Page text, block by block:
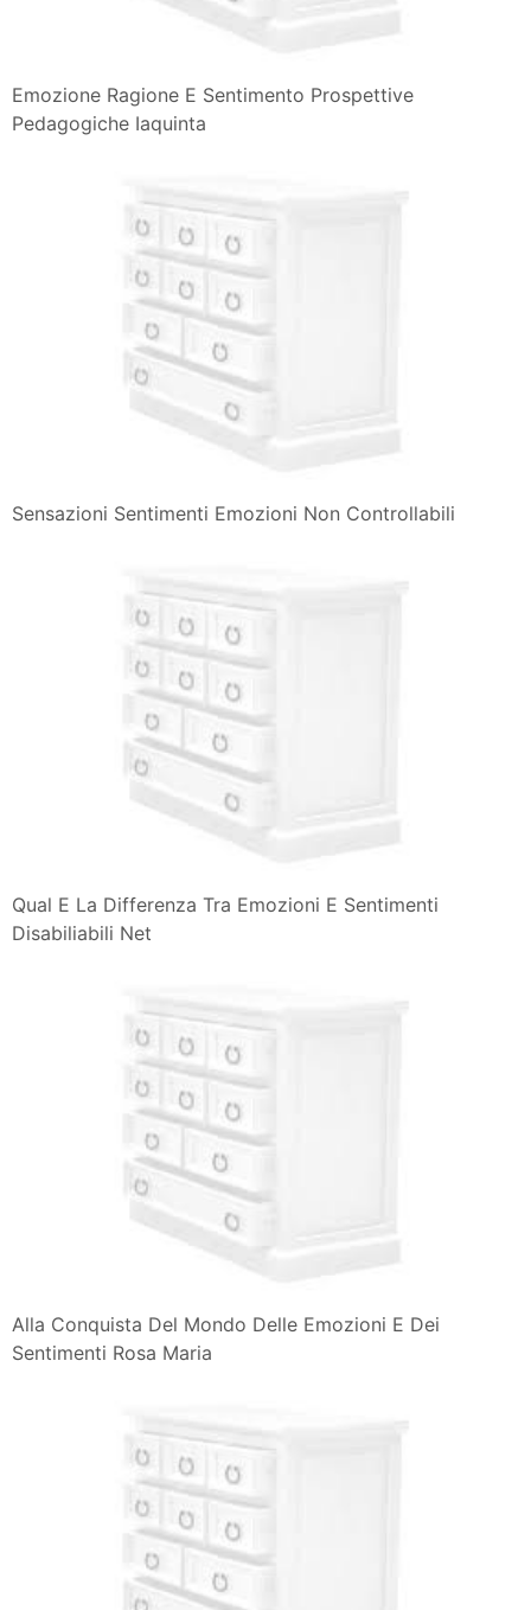
Strano Sentimenti Ed Emozioni Wattpad
Emozione Ragione E Sentimento Prospettive
Pedagogiche Iaquinta
Qual E La Differenza Tra Emozioni E Sentimenti